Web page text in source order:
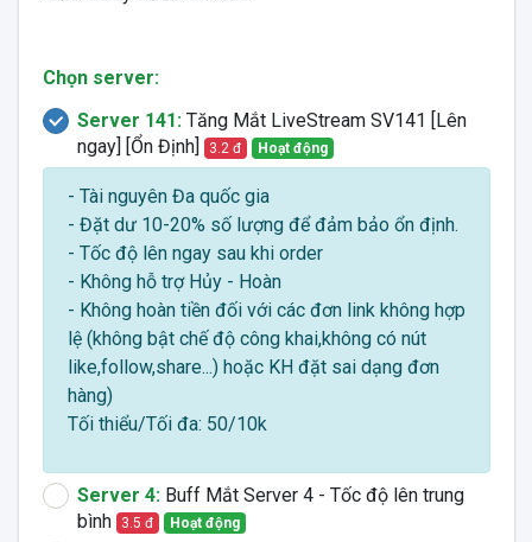
Chọn server:
Server 141:Tăng Mắt LiveStream SV141 [Lên
ngay] [Ổn Định]
3.2 đ Hoạt động
- Tài nguyên Đa quốc gia
- Đặt dư 10-20% số lượng để đảm bảo ổn định.
- Tốc độ lên ngay sau khi order
- Không hỗ trợ Hủy - Hoàn
- Không hoàn tiền đối với các đơn link không hợp
lệ (không bật chế độ công khai,không có nút
like,follow,share...) hoặc KH đặt sai dạng đơn
hàng)
Tối thiểu/Tối đa: 50/10k
Server 4:Buff Mắt Server 4 - Tốc độ lên trung
bình
3.5 đ Hoạt động